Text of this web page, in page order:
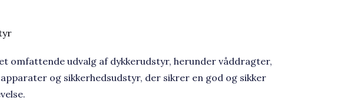
omfattende udvalg af dykkerudstyr, herunder våddragter,
og sikkerhedsudstyr, der sikrer en god og sikker